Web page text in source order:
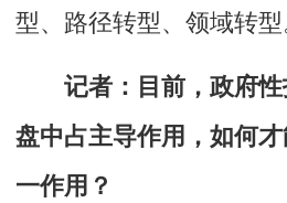
型、路径转型、领域转型
记者：目前，政府
盘中占主导作用，如何
一作用？